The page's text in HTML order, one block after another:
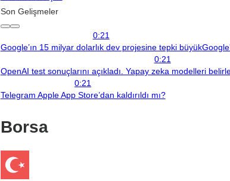
Son Gelişmeler
0:21
Google’ın 15 milyar dolarlık dev projesine tepki büyük
0:21
OpenAI test sonuçlarını açıkladı. Yapay zeka modelleri
0:21
Telegram Apple App Store’dan kaldırıldı mı?
Borsa